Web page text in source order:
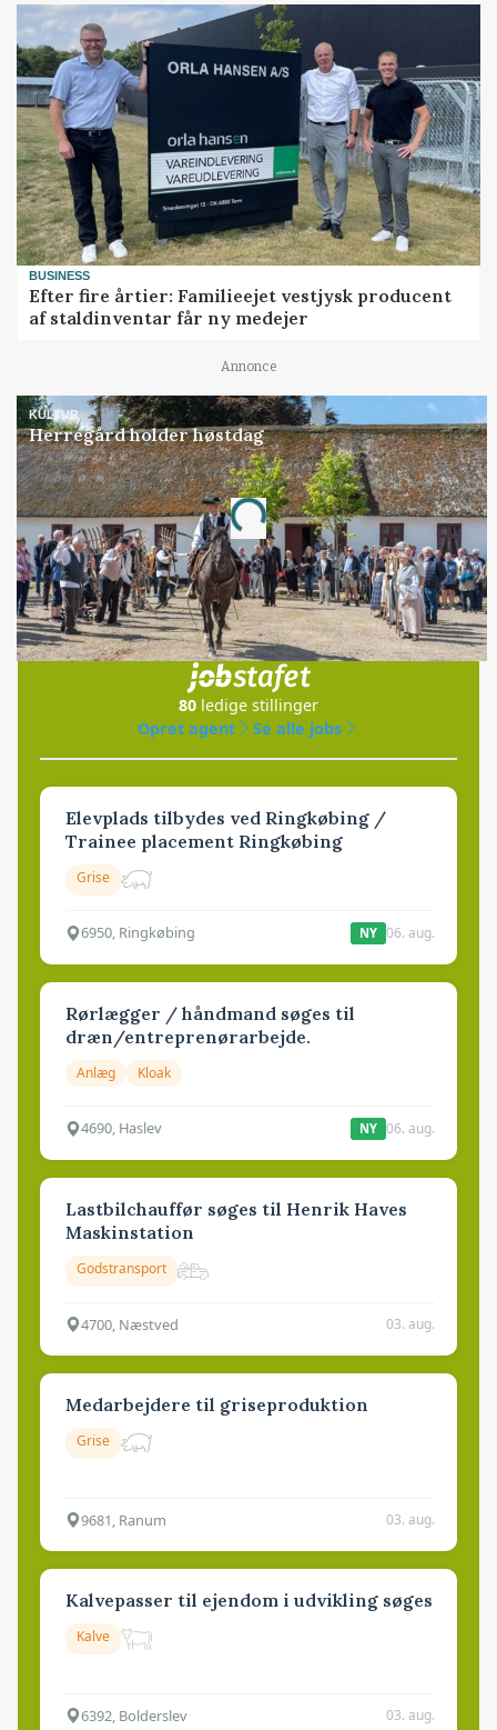
BUSINESS
Efter fire årtier: Familieejet vestjysk producent
af staldinventar får ny medejer
Annonce
KULTUR
Herregård holder høstdag
Annonce
Loading...
Jobs
i samarbejde med
80 ledige stillinger
Opret agent
Se alle jobs
Elevplads tilbydes ved Ringkøbing /
Trainee placement Ringkøbing
Grise
6950, Ringkøbing NY 06. aug.
Rørlægger / håndmand søges til
dræn/entreprenørarbejde.
Anlæg Kloak
4690, Haslev NY 06. aug.
Lastbilchauffør søges til Henrik Haves
Maskinstation
Godstransport
4700, Næstved 03. aug.
Medarbejdere til griseproduktion
Grise
9681, Ranum 03. aug.
Kalvepasser til ejendom i udvikling søges
Kalve
6392, Bolderslev 03. aug.